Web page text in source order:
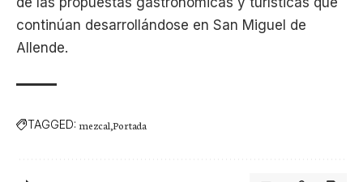
continúan desarrollándose en San Miguel de
Allende.
TAGGED: mezcal Portada